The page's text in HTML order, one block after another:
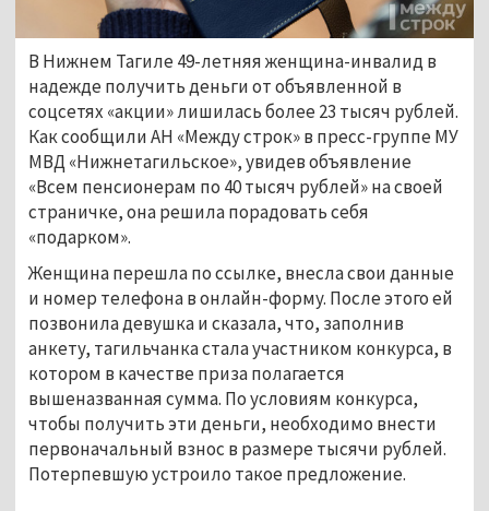
В Нижнем Тагиле 49-летняя женщина-инвалид в
надежде получить деньги от объявленной в
соцсетях «акции» лишилась более 23 тысяч рублей.
Как сообщили АН «Между строк» в пресс-группе МУ
МВД «Нижнетагильское», увидев объявление
«Всем пенсионерам по 40 тысяч рублей» на своей
страничке, она решила порадовать себя
«подарком».
Женщина перешла по ссылке, внесла свои данные
и номер телефона в онлайн-форму. После этого ей
позвонила девушка и сказала, что, заполнив
анкету, тагильчанка стала участником конкурса, в
котором в качестве приза полагается
вышеназванная сумма. По условиям конкурса,
чтобы получить эти деньги, необходимо внести
первоначальный взнос в размере тысячи рублей.
Потерпевшую устроило такое предложение.